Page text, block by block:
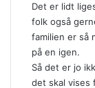
Det er lidt
folk også
familien er så
på en igen.
Så det er jo
det skal vises